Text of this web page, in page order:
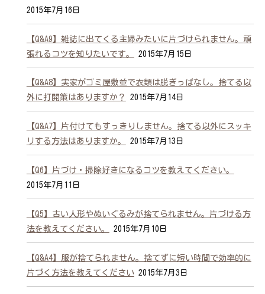
2015年7月16日
【Q&A9】雑誌に出てくる主婦みたいに片づけられません。頑
張れるコツを知りたいです。
2015年7月15日
【Q&A8】実家がゴミ屋敷並で衣類は脱ぎっぱなし。捨てる以
外に打開策はありますか？
2015年7月14日
【Q&A7】片付けてもすっきりしません。捨てる以外にスッキ
リする方法はありますか。
2015年7月13日
【Q6】片づけ・掃除好きになるコツを教えてください。
2015年7月11日
【Q5】古い人形やぬいぐるみが捨てられません。片づける方
法を教えてください。
2015年7月10日
【Q&A4】服が捨てられません。捨てずに短い時間で効率的に
片づく方法を教えてください2015年7月3日